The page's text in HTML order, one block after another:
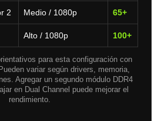
2 Medio / 1080p 65+
Alto / 1080p 100+
para esta configuración con
variar según drivers, memoria,
Agregar un segundo módulo DDR4
en Dual Channel puede mejorar el
rendimiento.